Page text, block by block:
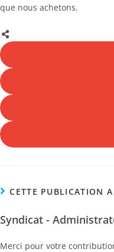
que nous achetons.
CETTE PUBLICATION
Syndicat -
Merci pour votre